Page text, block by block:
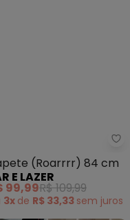
- Tapete
(Roarrrr) 84 cm
E LAZER
99,99R$ 109,99
3x de R$ 33,33 sem juros